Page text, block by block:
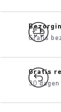
Gratis
Gratis
30